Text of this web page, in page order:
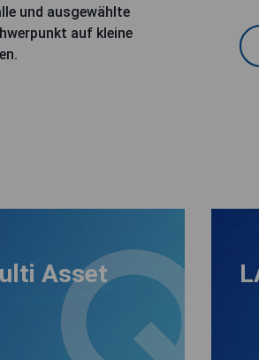
und ausgewählte
auf kleine
Asset